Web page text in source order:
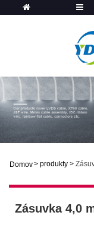
Domov> produkty >
Zásuvka 4,0